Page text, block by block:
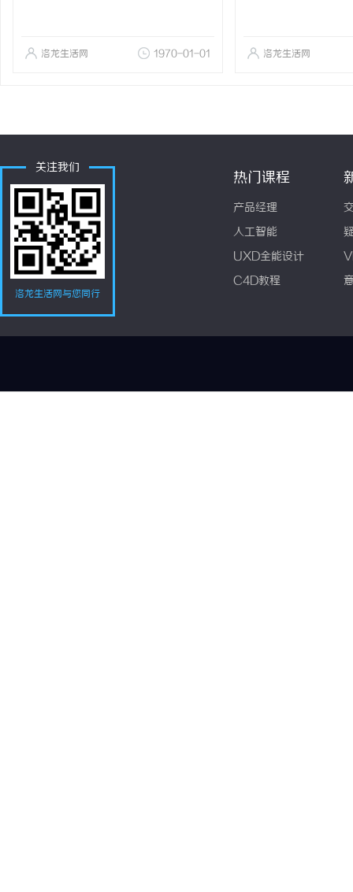
洛龙生活网 1970-01-01 洛龙生活网
关注我们
洛龙生活网与您同行
热门课程
产品经理
人工智能
UXD全能设计
C4D教程